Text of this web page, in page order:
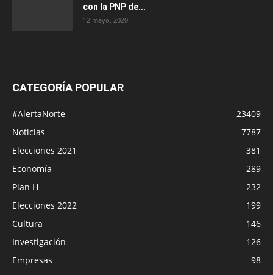
con la PNP de...
12 mayo, 2020
CATEGORÍA POPULAR
#AlertaNorte
23409
Noticias
7787
Elecciones 2021
381
Economía
289
Plan H
232
Elecciones 2022
199
Cultura
146
Investigación
126
Empresas
98